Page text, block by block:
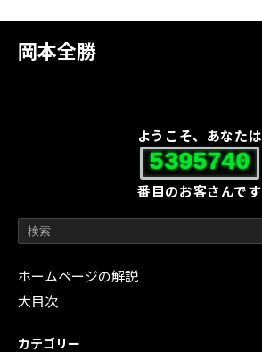
岡本全勝
ようこそ、あなたは
5395740
番目のお客さんです
ホームページの解説
大目次
カテゴリー